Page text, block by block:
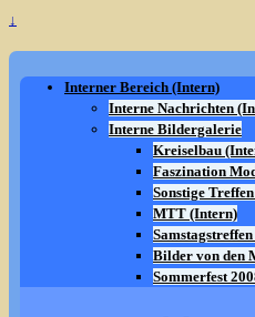
↓
Interner Bereich (Intern)
Interne Nachrichten
Interne Bildergalerie
Kreiselbau
Faszination
Sonstige
MTT (Intern)
Bilder von den
Sommerfest